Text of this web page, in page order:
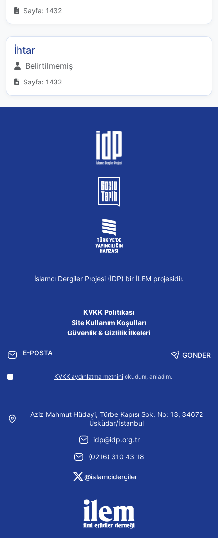
Sayfa: 1432
İhtar
Belirtilmemiş
Sayfa: 1432
İslamcı Dergiler Projesi (İDP) bir İLEM projesidir.
KVKK Politikası
Site Kullanım Koşulları
Güvenlik & Gizlilik İlkeleri
GÖNDER
KVKK aydınlatma metnini okudum, anladım.
Aziz Mahmut Hüdayi, Türbe Kapısı Sok. No: 13, 34672
Üsküdar/İstanbul
idp@idp.org.tr
(0216) 310 43 18
@islamcidergiler